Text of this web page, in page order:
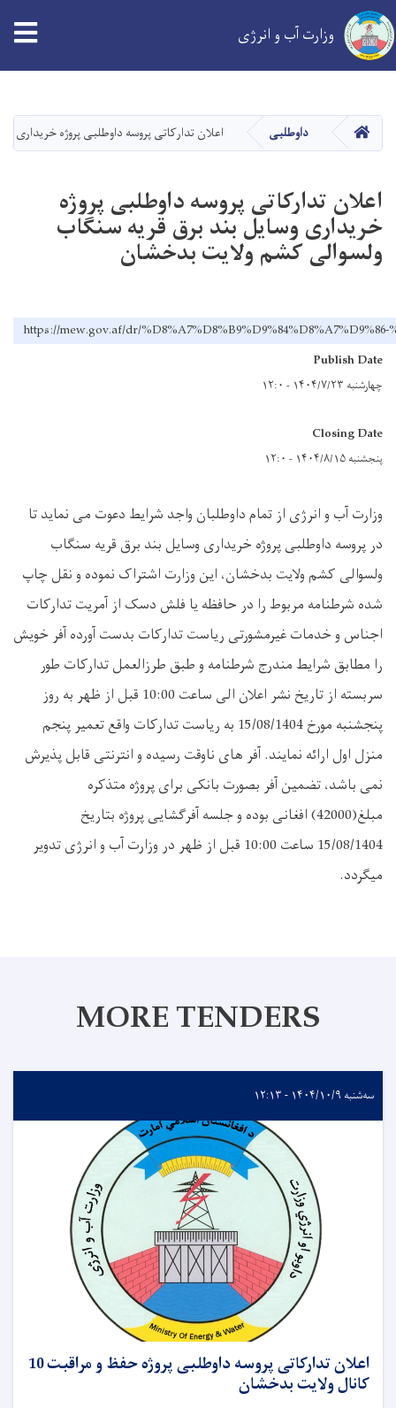
main
content
وزارت آب و انرژی
خانه داوطلبی اعلان تدارکاتی پروسه داوطلبی پروژه
اعلان تدارکاتی پروسه داوطلبی پروژه
خریداری وسایل بند برق قریه سنگاب
ولسوالی کشم ولایت بدخشان
https://mew.gov.af/dr/
Publish Date
چهارشنبه ۱۴۰۴/۷/۲۳ - ۱۲:۰
Closing Date
پنجشنبه ۱۴۰۴/۸/۱۵ - ۱۲:۰
وزارت آب و انرژی از تمام داوطلبان واجد شرایط دعوت می نماید تا
در پروسه داوطلبیپروژه خریداری وسایل بند برق قریه سنگاب
ولسوالی کشم ولایت بدخشان، این وزارت اشتراک نموده و نقل چاپ
شده شرطنامه مربوط را در حافظه یا فلش دسک از آمریت تدارکات
اجناس و خدمات غیرمشورتی ریاست تدارکات بدست آورده آفر خویش
را مطابق شرایط مندرج شرطنامه و طبق طرزالعمل تدارکات طور
سربسته از تاریخ نشر اعلان الی ساعت 10:00 قبل از ظهر به روز
پنجشنبه مورخ 15/08/1404 به ریاست تدارکات واقع تعمیر پنجم
منزل اول ارائه نمایند. آفر های ناوقت رسیده و انترنتی قابل پذیرش
نمی باشد، تضمین آفر بصورت بانکی برای پروژه متذکره
مبلغ(42000) افغانی بوده و جلسه آفرگشایی پروژه بتاریخ
15/08/1404 ساعت 10:00 قبل از ظهر در وزارت آب و انرژی تدویر
میگردد.
MORE TENDERS
سه‌شنبه ۱۴۰۴/۱۰/۹ - ۱۲:۱۳
اعلان تدارکاتی پروسه داوطلبی پروژه حفظ و مراقبت 10
کانال ولایت بدخشان